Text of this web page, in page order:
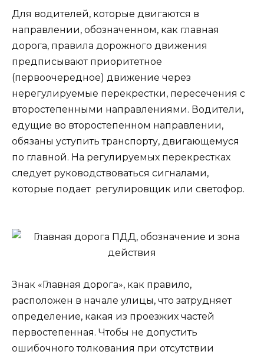
Для водителей, которые двигаются в
направлении, обозначенном, как главная
дорога, правила дорожного движения
предписывают приоритетное
(первоочередное) движение через
нерегулируемые перекрестки, пересечения с
второстепенными направлениями. Водители,
едущие во второстепенном направлении,
обязаны уступить транспорту, двигающемуся
по главной. На регулируемых перекрестках
следует руководствоваться сигналами,
которые подает регулировщик или светофор.
Знак «Главная дорога», как правило,
расположен в начале улицы, что затрудняет
определение, какая из проезжих частей
первостепенная. Чтобы не допустить
ошибочного толкования при отсутствии